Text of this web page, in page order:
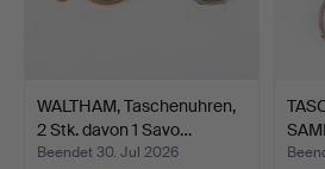
WALTHAM, Taschenuhren,
2 Stk. davon 1 Savo…
Beendet 30. Jul 2026